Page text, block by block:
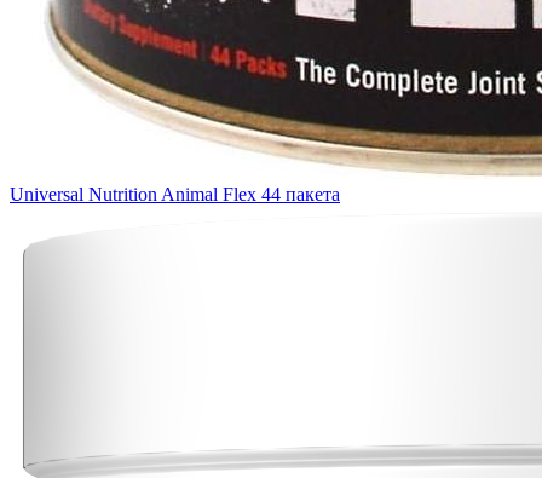
Universal Nutrition Animal Flex 44 пакета